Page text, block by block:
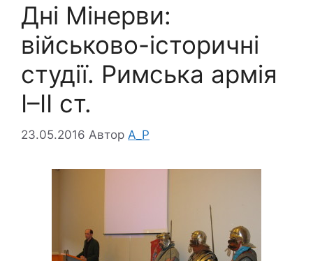
Дні Мінерви:
військово-історичні
студії. Римська армія
І–ІІ ст.
23.05.2016 Автор A_P